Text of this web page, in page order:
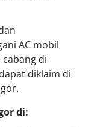
AC mobil
di
diklaim di
di: